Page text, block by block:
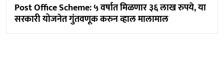
Post Office Scheme: ५ वर्षात मिळणार ३६ लाख रुपये, या
सरकारी योजनेत गुंतवणूक करुन व्हाल मालामाल